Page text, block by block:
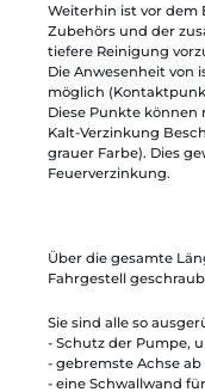
Weiterhin ist vor dem
Zubehörs und der
tiefere Reinigung
Die Anwesenheit von
möglich
Diese Punkte
Kalt-Verzinkung
grauer Farbe). Dies
Feuerverzinkung.
Über die gesamte
Fahrgestell
Sie sind alle so
- Schutz der Pumpe,
- gebremste Achse
- eine Schwallwand